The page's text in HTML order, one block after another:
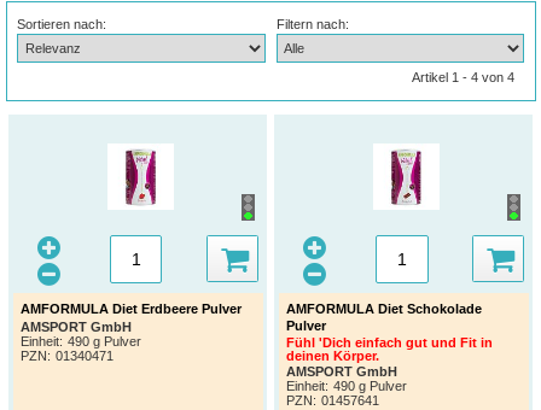
Sortieren nach: Filtern nach:
Artikel 1 - 4 von 4
AMFORMULA Diet Erdbeere Pulver
AMSPORT GmbH
Einheit: 490 g Pulver
PZN : 01340471
AMFORMULA Diet Schokolade
Pulver
Fühl 'Dich einfach gut und Fit in
deinen Körper.
AMSPORT GmbH
Einheit: 490 g Pulver
PZN: 01457641